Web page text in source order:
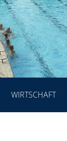
WIRTSCHAFT